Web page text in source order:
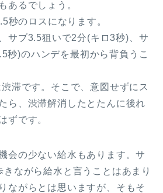
あるでしょう。
秒のロスになります。
サブ3.5狙いで2分(キロ3秒)、サ
秒)のハンデを最初から背負うこ
滞です。そこで、意図せずにス
ら、渋滞解消したとたんに後れ
ずです。
会の少ない給水もあります。サ
ながら給水と言うことはあまり
ながらとは思いますが、そもそ